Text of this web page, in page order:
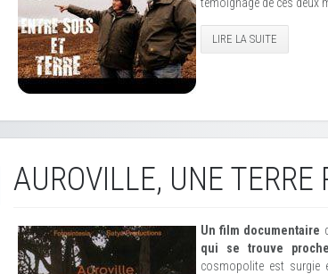
LIRE LA SUITE
AUROVILLE, UNE TERRE
Un film documentaire
qui se trouve
cosmopolite est surgie